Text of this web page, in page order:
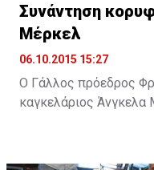
Συνάντηση
Μέρκελ
06.10.2015 15:27
Ο Γάλλος πρόεδρος
καγκελάριος Άνγκελα
συζητήσουν με τους